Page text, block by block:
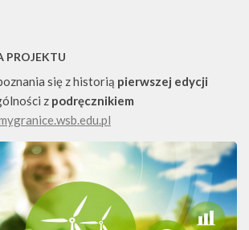
PROJEKTU
się z historią pierwszej edycji
z podręcznikiem